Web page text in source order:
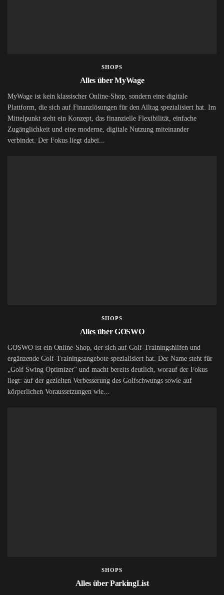
SHOPS
Alles über MyWage
MyWage ist kein klassischer Online-Shop, sondern eine digitale
Plattform, die sich auf Finanzlösungen für den Alltag spezialisiert hat. Im
Mittelpunkt steht ein Konzept, das finanzielle Flexibilität, einfache
Zugänglichkeit und eine moderne, digitale Nutzung miteinander
verbindet. Der Fokus liegt dabei...
SHOPS
Alles über GOSWO
GOSWO ist ein Online-Shop, der sich auf Golf-Trainingshilfen und
ergänzende Golf-Trainingsangebote spezialisiert hat. Der Name steht für
„Golf Swing Optimizer“ und macht bereits deutlich, worauf der Fokus
liegt: auf der gezielten Verbesserung des Golfschwungs sowie auf
körperlichen Voraussetzungen wie...
SHOPS
Alles über ParkingList